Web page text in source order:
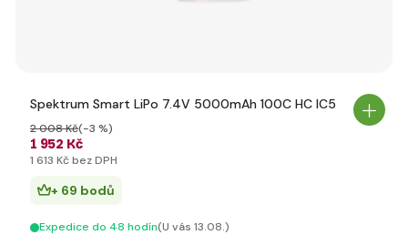
Spektrum Smart LiPo 7.4V 5000mAh 100C HC IC5
1 952 Kč
2 008 Kč(-3 %)
1 613 Kč bez DPH
+ 69 bodů
Expedice do 48 hodín(U vás 13.08.)